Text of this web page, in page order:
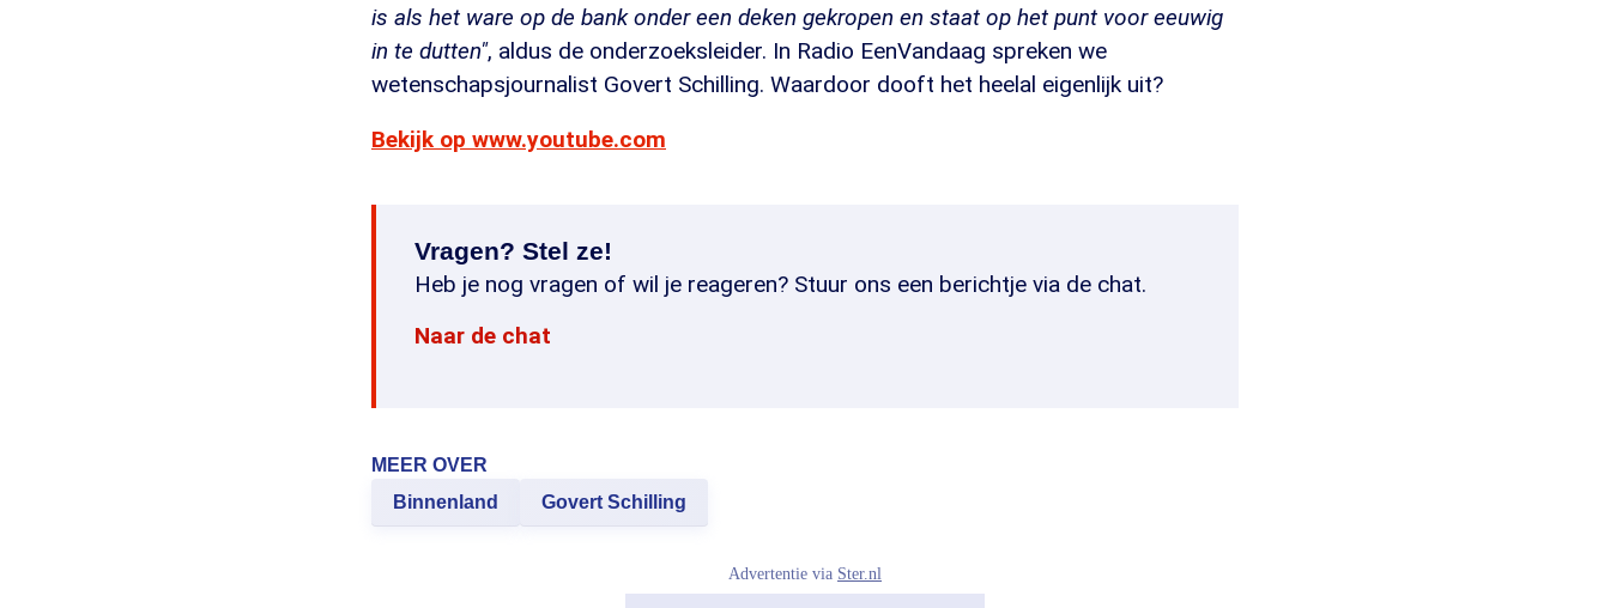
is als het ware op de bank onder een deken gekropen en staat op het punt voor eeuwig
in te dutten", aldus de onderzoeksleider. In Radio EenVandaag spreken we
wetenschapsjournalist Govert Schilling. Waardoor dooft het heelal eigenlijk uit?
Bekijk op www.youtube.com
Vragen? Stel ze!
Heb je nog vragen of wil je reageren? Stuur ons een berichtje via de chat.
Naar de chat
MEER OVER
Binnenland
Govert Schilling
Advertentie via Ster.nl